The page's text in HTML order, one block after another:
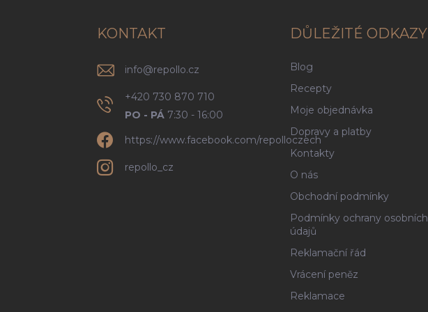
KONTAKT
info@repollo.cz
+420 730 870 710
PO - PÁ 7:30 - 16:00
https://www.facebook.com/repolloczech
repollo_cz
DŮLEŽITÉ ODKAZY
Blog
Recepty
Moje objednávka
Dopravy a platby
Kontakty
O nás
Obchodní podmínky
Podmínky ochrany osobních
údajů
Reklamační řád
Vrácení peněz
Reklamace